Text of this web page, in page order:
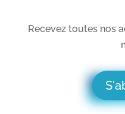
Recevez toutes nos